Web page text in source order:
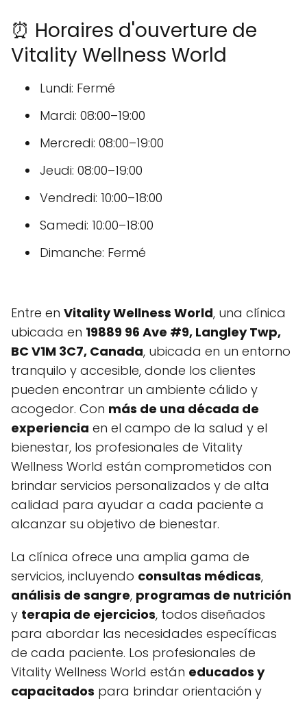
⏰ Horaires d'ouverture de
Vitality Wellness World
Lundi: Fermé
Mardi: 08:00–19:00
Mercredi: 08:00–19:00
Jeudi: 08:00–19:00
Vendredi: 10:00–18:00
Samedi: 10:00–18:00
Dimanche: Fermé
Entre en Vitality Wellness World, una clínica
ubicada en 19889 96 Ave #9, Langley Twp,
BC V1M 3C7, Canada, ubicada en un entorno
tranquilo y accesible, donde los clientes
pueden encontrar un ambiente cálido y
acogedor. Con más de una década de
experiencia en el campo de la salud y el
bienestar, los profesionales de Vitality
Wellness World están comprometidos con
brindar servicios personalizados y de alta
calidad para ayudar a cada paciente a
alcanzar su objetivo de bienestar.
La clínica ofrece una amplia gama de
servicios, incluyendo consultas médicas,
análisis de sangre, programas de nutrición
y terapia de ejercicios, todos diseñados
para abordar las necesidades específicas
de cada paciente. Los profesionales de
Vitality Wellness World están educados y
capacitados para brindar orientación y